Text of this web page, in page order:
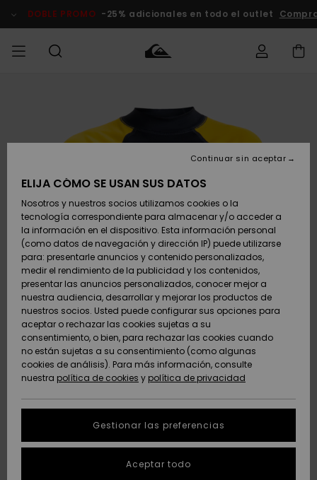
del
DOBLE PROMO -25% adicionales en todo el outlet
Zapatos y
chanclas
Surf
Snow
Novedades
Destacados
Zapatos y
chanclas
Surf
Snow
Novedades
Destacados
Destacados
Snow
SURF
Hombre
Highlights
Comunidad
SNOW
Snow
Hombre
Snow Niños
Tienda
Snow Mujer
Destacados
Comunidad
DOBLE
PROMO
Hombre
Outlet
Mujer
AYUDA &
CONTACTO
pedido
Envio
Devoluciones
Pago
Tarjeta de
regalo
Quiksilver
Freedom
Protección de
datos
personales
Inicia una
conversación
SOSTENIBILIDAD
ELIJA CÓMO SE USAN SUS DATOS
Nosotros y nuestros socios utilizamos cookies o la
tecnología correspondiente para almacenar y/o acceder a
la información en el dispositivo. Esta información personal
(como datos de navegación y dirección IP) puede utilizarse
para: presentarle anuncios y contenido personalizados,
medir el rendimiento de la publicidad y los contenidos,
presentar las anuncios personalizados, conocer mejor a
nuestra audiencia, desarrollar y mejorar los productos de
nuestros socios. Usted puede configurar sus opciones para
aceptar o rechazar las cookies sujetas a su
consentimiento, o bien, para rechazar las cookies cuando
no están sujetas a su consentimiento (como algunas
cookies de análisis). Para más información, consulte
nuestra política de cookies y política de privacidad
Gestionar las preferencias
Continuar sin aceptar
Aceptar todo